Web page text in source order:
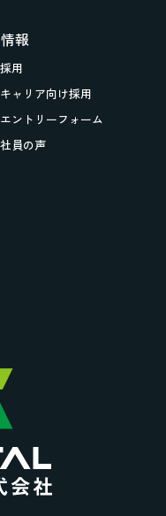
報
用
ャリア向け採用
ントリーフォーム
員の声